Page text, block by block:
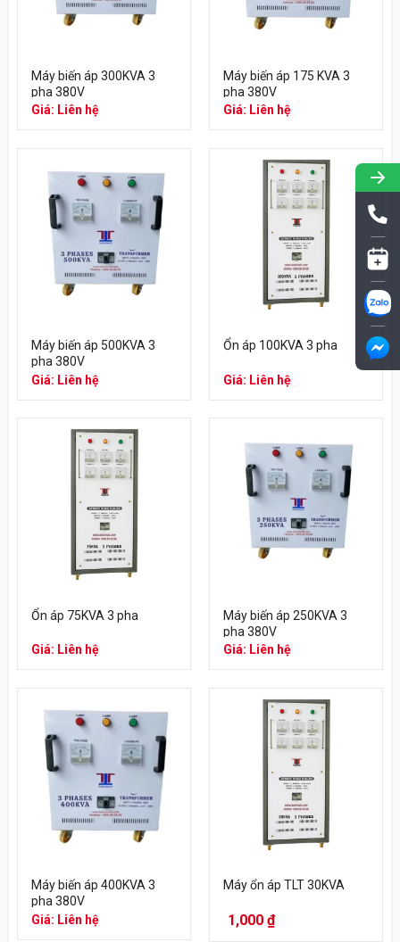
Máy biến áp 300KVA 3
pha 380V
Giá: Liên hệ
Máy biến áp 175 KVA 3
pha 380V
Giá: Liên hệ
Máy biến áp 500KVA 3
pha 380V
Giá: Liên hệ
Ổn áp 100KVA 3 pha
Giá: Liên hệ
Ổn áp 75KVA 3 pha
Giá: Liên hệ
Máy biến áp 250KVA 3
pha 380V
Giá: Liên hệ
Máy biến áp 400KVA 3
pha 380V
Giá: Liên hệ
Máy ổn áp TLT 30KVA
1,000 ₫